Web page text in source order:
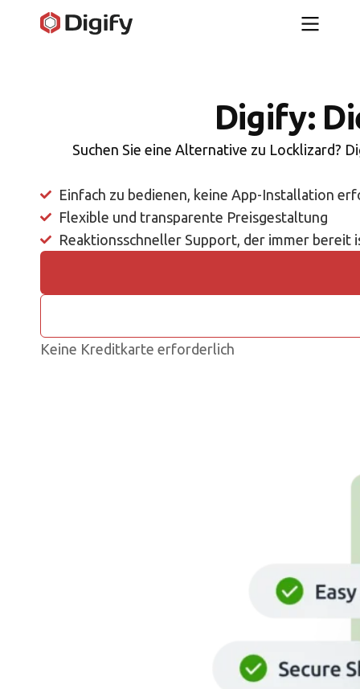
Digify:
Suchen Sie eine Alternative zu Locklizard?
Einfach zu bedienen, keine App-Installation
Flexible und transparente Preisgestaltung
Reaktionsschneller Support, der immer bereit
Keine Kreditkarte erforderlich